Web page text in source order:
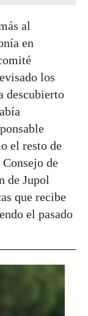
al
en
los
descubierto
el resto de
de
de Jupol
que recibe
el pasado